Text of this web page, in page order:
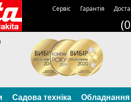
Сервіс Гарантія
Садова техніка Обладнання